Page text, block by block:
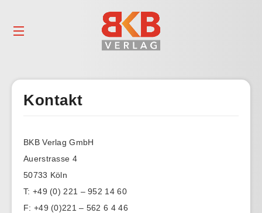
Kontakt
BKB Verlag GmbH
Auerstrasse 4
50733 Köln
T: +49 (0) 221 – 952 14 60
F: +49 (0)221 – 562 6 4 46